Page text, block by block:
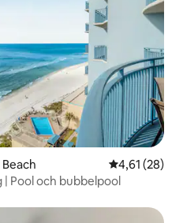
4,61 av 5 i
4,61 (28)
| Pool och bubbelpool